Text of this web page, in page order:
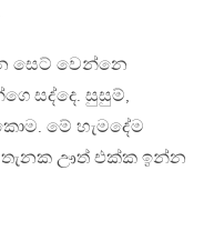
සෙට් වෙන්නෙ
සද්දෙ. සුසුම්,
මේ හැමදේම
තැනක ඌත් එක්ක ඉන්න